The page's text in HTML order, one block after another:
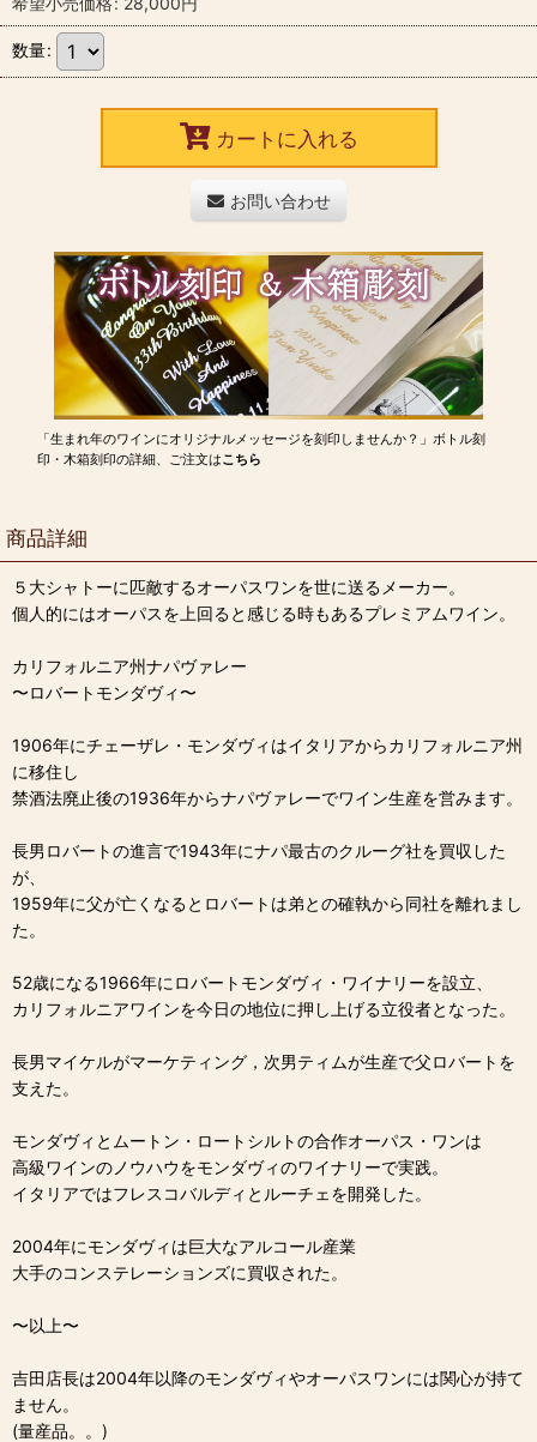
数量:
カートに入れる
お問い合わせ
「生まれ年のワインにオリジナルメッセージを刻印しませんか？」ボトル刻
印・木箱刻印の詳細、ご注文はこちら
商品詳細
５大シャトーに匹敵するオーパスワンを世に送るメーカー。
個人的にはオーパスを上回ると感じる時もあるプレミアムワイン。
カリフォルニア州ナパヴァレー
〜ロバートモンダヴィ〜
1906年にチェーザレ・モンダヴィはイタリアからカリフォルニア州
に移住し
禁酒法廃止後の1936年からナパヴァレーでワイン生産を営みます。
長男ロバートの進言で1943年にナパ最古のクルーグ社を買収した
が、
1959年に父が亡くなるとロバートは弟との確執から同社を離れまし
た。
52歳になる1966年にロバートモンダヴィ・ワイナリーを設立、
カリフォルニアワインを今日の地位に押し上げる立役者となった。
長男マイケルがマーケティング，次男ティムが生産で父ロバートを
支えた。
モンダヴィとムートン・ロートシルトの合作オーパス・ワンは
高級ワインのノウハウをモンダヴィのワイナリーで実践。
イタリアではフレスコバルディとルーチェを開発した。
2004年にモンダヴィは巨大なアルコール産業
大手のコンステレーションズに買収された。
〜以上〜
吉田店長は2004年以降のモンダヴィやオーパスワンには関心が持て
ません。
(量産品。。)